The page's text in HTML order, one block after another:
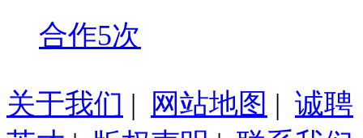
合作5次
关于我们 | 网站地图 | 诚聘